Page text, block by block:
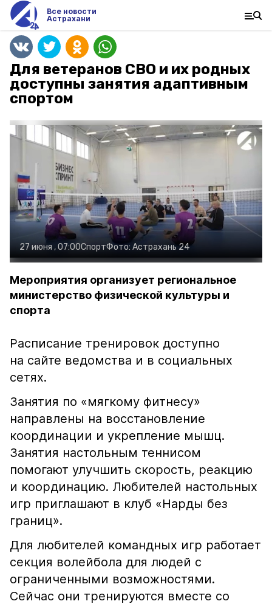
Все новости
Астрахани
Для ветеранов СВО и их родных
доступны занятия адаптивным
спортом
27 июня , 07:00СпортФото: Астрахань 24
Мероприятия организует региональное
министерство физической культуры и
спорта
Расписание тренировок доступно
на сайте ведомства и в социальных
сетях.
Занятия по «мягкому фитнесу»
направлены на восстановление
координации и укрепление мышц.
Занятия настольным теннисом
помогают улучшить скорость, реакцию
и координацию. Любителей настольных
игр приглашают в клуб «Нарды без
границ».
Для любителей командных игр работает
секция волейбола для людей с
ограниченными возможностями.
Сейчас они тренируются вместе со